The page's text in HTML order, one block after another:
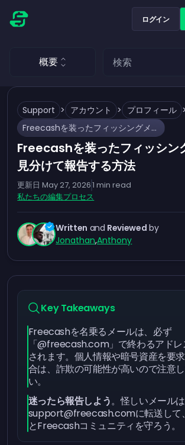
ログイン
概要
Support > アカウント > プロフィール >
Freecashを装ったフィッシングメールを見分けて報告する方法
Freecashを装ったフィッシン
見分けて報告する方法
更新日 May 27, 20261 min read
私たちの編集プロセス
Written and Reviewed by
Jonathan,Anthony
Key Takeaways
Freecashを名乗るメールは、必ず
「@freecash.com」で終わるアド
されます。個人情報や暗号資産を要
合は、詐欺の可能性が高いので注意
い。
迷ったら報告しよう。怪しいメールは
support@freecash.comに転送して
とFreecashコミュニティを守ろう。